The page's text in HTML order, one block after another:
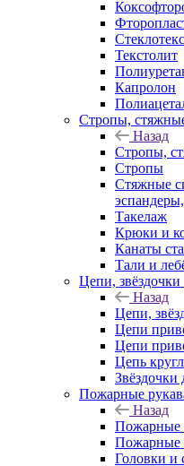
Текстолит
Капролон
Стропы,
Назад
Стропы,
Стропы
Стяжные
Такелаж
Крюки и
Канаты
Тали и
Цепи, звёздочки
Назад
Цепи,
Цепи
Цепи
Цепь
Пожарные
Назад
Пожарные
Пожарные
Головки и